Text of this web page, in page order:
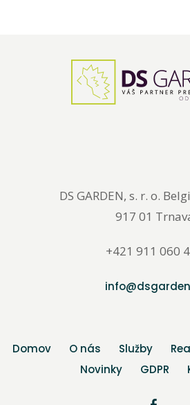
DS GARDEN, s. r. o.
917 01
+421 911 060
Domov O nás Služby
Novinky
GDPR